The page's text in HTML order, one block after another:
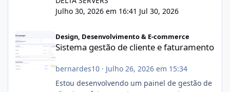
Julho 30, 2026 em 16:41 Jul 30, 2026
Design, Desenvolvimento & E-commerce
Sistema gestão de cliente e faturamento
bernardes10· Julho 26, 2026 em 15:34
Estou desenvolvendo um painel de gestão de